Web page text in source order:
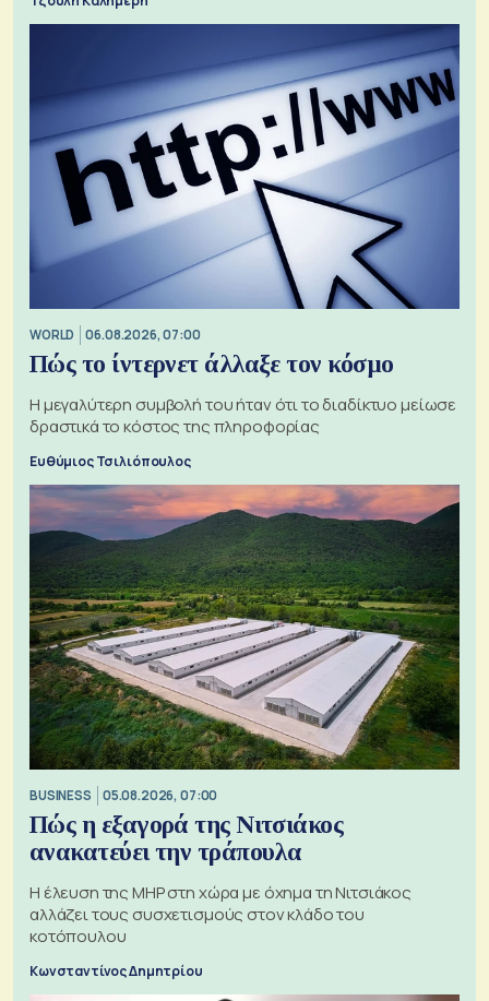
WORLD 06.08.2026, 07:00
Πώς το ίντερνετ άλλαξε τον κόσμο
Η μεγαλύτερη συμβολή του ήταν ότι το διαδίκτυο μείωσε
δραστικά το κόστος της πληροφορίας
Ευθύμιος Τσιλιόπουλος
BUSINESS 05.08.2026, 07:00
Πώς η εξαγορά της Νιτσιάκος
ανακατεύει την τράπουλα
H έλευση της MHP στη χώρα με όχημα τη Νιτσιάκος
αλλάζει τους συσχετισμούς στον κλάδο του
κοτόπουλου
Κωνσταντίνος Δημητρίου